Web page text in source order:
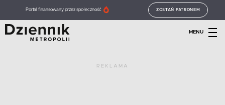
Portal finansowany przez społeczność ZOSTAŃ PATRONEM
MENU
REKLAMA